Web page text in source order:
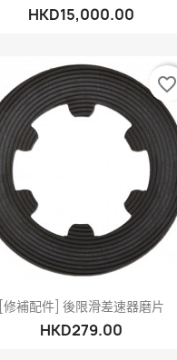
HKD15,000.00
[修補配件] 後限滑差速器磨片
HKD279.00
favorite_border